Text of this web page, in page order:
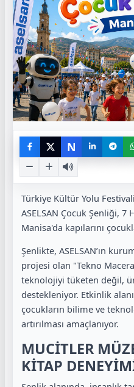
N
Türkiye Kültür Yolu
ASELSAN Çocuk Şenliği,
Manisa'da kapılarını
Şenlikte, ASELSAN’ın
projesi olan "Tekno
teknolojiyi tüketen değil,
destekleniyor. Etkinlik
çocukların bilime ve
artırılması amaçlanıyor.
MUCİTLER
KİTAP